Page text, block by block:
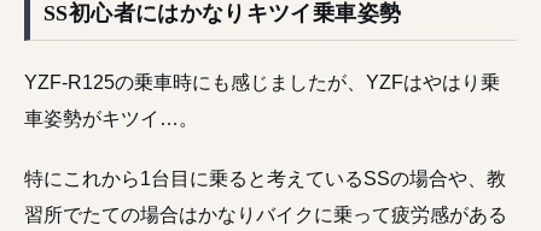
SS初心者にはかなりキツイ乗車姿勢
YZF-R125の乗車時にも感じましたが、YZFはやはり乗
車姿勢がキツイ…。
特にこれから1台目に乗ると考えているSSの場合や、教
習所でたての場合はかなりバイクに乗って疲労感がある